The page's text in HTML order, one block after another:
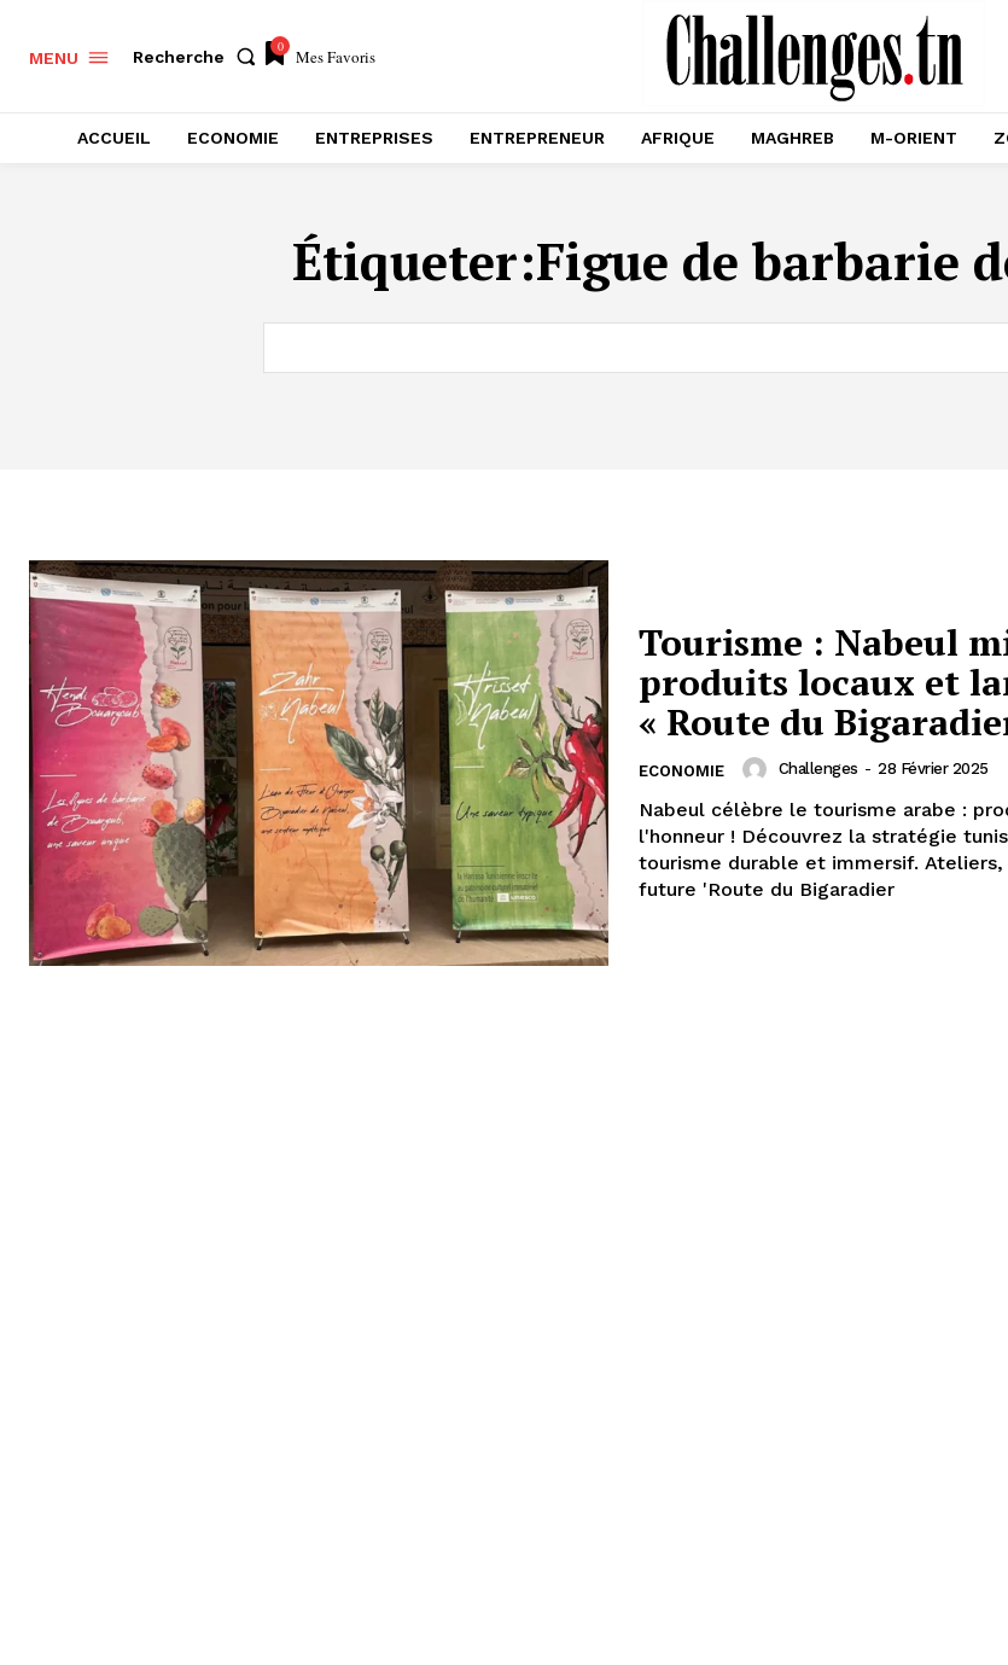
MENU Recherche
0 Mes Favoris
ACCUEIL ECONOMIE ENTREPRISES ENTREPRENEUR AFRIQUE MAGHREB M-ORIENT
Étiqueter:Figue de barbarie
Tourisme : Nabeul
produits locaux et
« Route du
ECONOMIE Challenges - 28 Février 2025
Nabeul célèbre le tourisme arabe :
l'honneur ! Découvrez la stratégie
tourisme durable et immersif.
future 'Route du Bigaradier